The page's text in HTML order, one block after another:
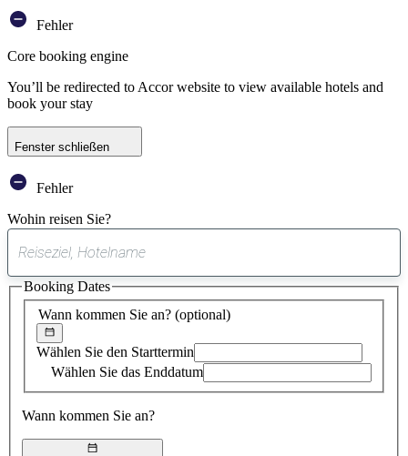
Fehler
Core booking engine
You’ll be redirected to Accor website to view available hotels and
book your stay
Fenster schließen
Fehler
Wohin reisen Sie?
gefundener
Vorschlag
Wann kommen Sie an? (optional)
Wählen Sie den Starttermin
Wählen Sie das Enddatum
Wann kommen Sie an?
Booking Dates